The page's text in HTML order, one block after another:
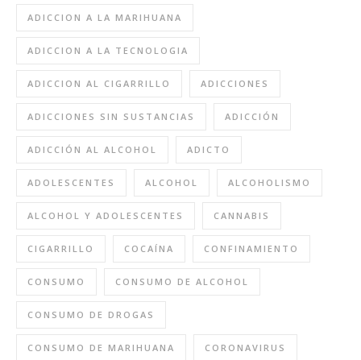
ADICCION A LA MARIHUANA
ADICCION A LA TECNOLOGIA
ADICCION AL CIGARRILLO ADICCIONES
ADICCIONES SIN SUSTANCIAS ADICCIÓN
ADICCIÓN AL ALCOHOL ADICTO
ADOLESCENTES ALCOHOL ALCOHOLISMO
ALCOHOL Y ADOLESCENTES CANNABIS
CIGARRILLO COCAÍNA CONFINAMIENTO
CONSUMO CONSUMO DE ALCOHOL
CONSUMO DE DROGAS
CONSUMO DE MARIHUANA CORONAVIRUS